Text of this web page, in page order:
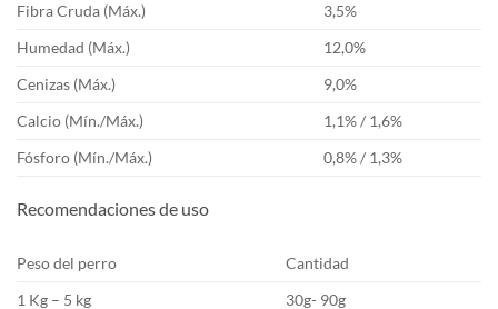
Fibra Cruda (Máx.)
3,5%
Humedad (Máx.)
12,0%
Cenizas (Máx.)
9,0%
Calcio (Mín./Máx.)
1,1% / 1,6%
Fósforo (Mín./Máx.)
0,8% / 1,3%
Recomendaciones de uso
Peso del perro
Cantidad
1 Kg – 5 kg
30g- 90g